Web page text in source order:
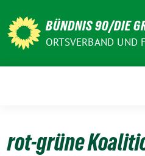
zum
Inhalt
BÜNDNIS 90/DIE
ORTSVERBAND UND
rot-grüne